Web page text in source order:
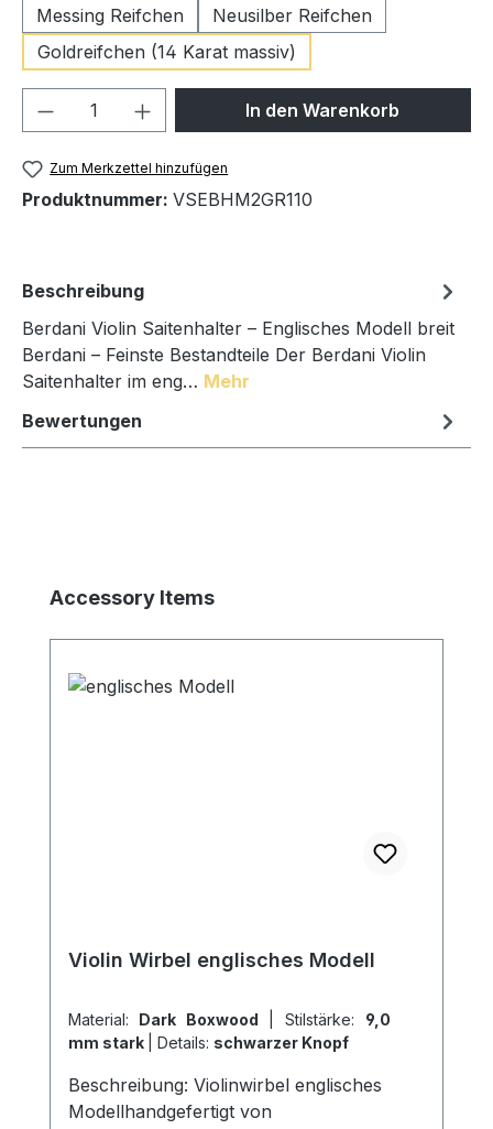
Messing Reifchen
Neusilber Reifchen
Goldreifchen (14 Karat massiv)
Produkt Anzahl: Gib denIn den Warenkorb
Zum Merkzettel hinzufügen
Produktnummer: VSEBHM2GR110
Beschreibung
Berdani Violin Saitenhalter – Englisches Modell breit
Berdani – Feinste Bestandteile Der Berdani Violin
Saitenhalter im eng… Mehr
Bewertungen
Produktgalerie überspringen
Accessory Items
Violin Wirbel englisches Modell
Material: Dark Boxwood Stilstärke: 9,0
mm stark
Details: schwarzer Knopf
Beschreibung: Violinwirbel englisches
Modellhandgefertigt von